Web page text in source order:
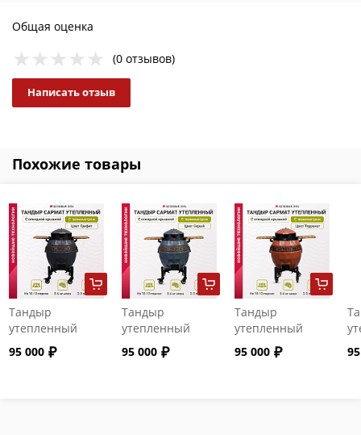
Общая оценка
(0 отзывов)
Написать отзыв
Похожие товары
Тандыр
утепленный
"Сармат" с
откидной
95 000
Тандыр
утепленный
"Сармат" с
откидной
95 000
Тандыр
утепленный
"Сармат" с
откидной
95 000